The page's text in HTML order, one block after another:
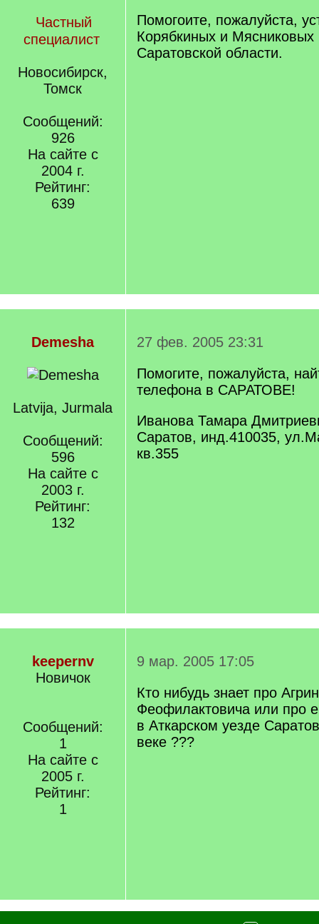
Частный
специалист
Новосибирск,
Томск
Сообщений:
926
На сайте с
2004 г.
Рейтинг:
639
Помогоите, пожалуйста,
Корябкиных и Мясниковых
Саратовской области.
Demesha
Latvija, Jurmala
Сообщений:
596
На сайте с
2003 г.
Рейтинг:
132
27 фев. 2005 23:31
Помогите, пожалуйста,
телефона в САРАТОВЕ!
Иванова Тамара
Саратов, инд.410035,
кв.355
keepernv
Новичок
Сообщений:
1
На сайте с
2005 г.
Рейтинг:
1
9 мар. 2005 17:05
Кто нибудь знает про
Феофилактовича или про
в Аткарском уезде
веке ???